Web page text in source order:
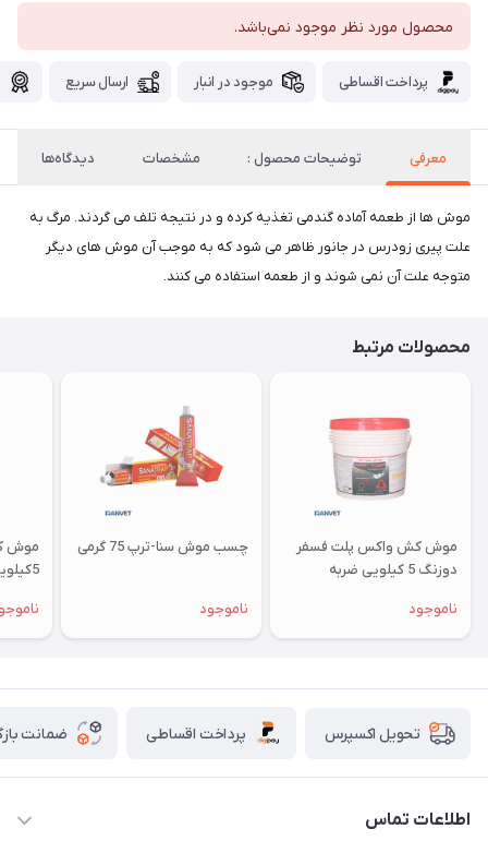
محصول مورد نظر موجود نمی‌باشد.
پرداخت اقساطی موجود در انبار ارسال سریع
معرفی توضیحات محصول : مشخصات دیدگاه‌ها
موش ها از طعمه آماده گندمی تغذیه کرده و در نتیجه تلف می گردند. مرگ به
علت پیری زودرس در جانور ظاهر می شود که به موجب آن موش های دیگر
متوجه علت آن نمی شوند و از طعمه استفاده می کنند.
محصولات مرتبط
موش کش واکس پلت فسفر
دوزنگ 5 کیلویی ضربه
ناموجود
چسب موش سنا-ترپ 75 گرمی
ناموجود
موش
5کیلویی ضربه
تحویل اکسپرس پرداخت اقساطی ضمانت
اطلاعات تماس